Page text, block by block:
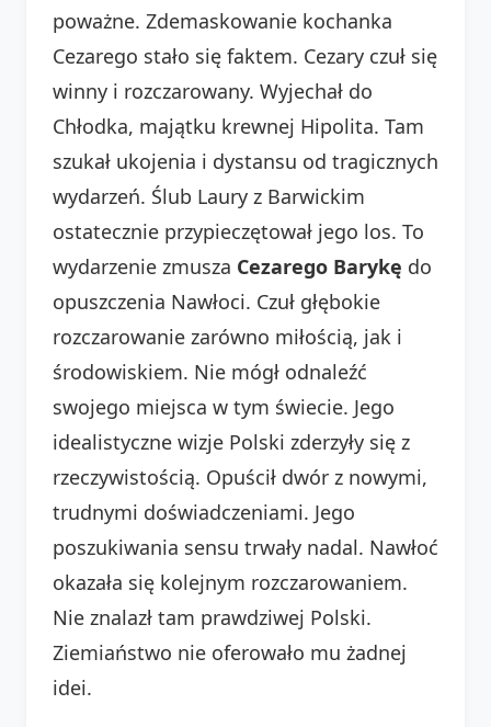
poważne. Zdemaskowanie kochanka
Cezarego stało się faktem. Cezary czuł się
winny i rozczarowany. Wyjechał do
Chłodka, majątku krewnej Hipolita. Tam
szukał ukojenia i dystansu od tragicznych
wydarzeń. Ślub Laury z Barwickim
ostatecznie przypieczętował jego los. To
wydarzenie zmusza Cezarego Barykę do
opuszczenia Nawłoci. Czuł głębokie
rozczarowanie zarówno miłością, jak i
środowiskiem. Nie mógł odnaleźć
swojego miejsca w tym świecie. Jego
idealistyczne wizje Polski zderzyły się z
rzeczywistością. Opuścił dwór z nowymi,
trudnymi doświadczeniami. Jego
poszukiwania sensu trwały nadal. Nawłoć
okazała się kolejnym rozczarowaniem.
Nie znalazł tam prawdziwej Polski.
Ziemiaństwo nie oferowało mu żadnej
idei.